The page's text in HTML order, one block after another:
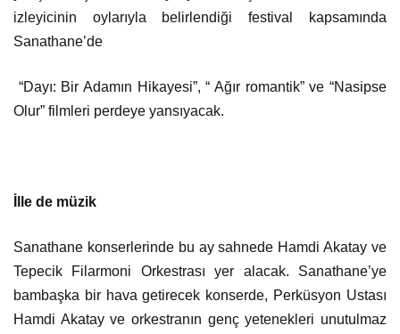
izleyicinin oylarıyla belirlendiği festival kapsamında
Sanathane’de
“Dayı: Bir Adamın Hikayesi”, “ Ağır romantik” ve “Nasipse
Olur” filmleri perdeye yansıyacak.
İlle de müzik
Sanathane konserlerinde bu ay sahnede Hamdi Akatay ve
Tepecik Filarmoni Orkestrası yer alacak. Sanathane’ye
bambaşka bir hava getirecek konserde, Perküsyon Ustası
Hamdi Akatay ve orkestranın genç yetenekleri unutulmaz